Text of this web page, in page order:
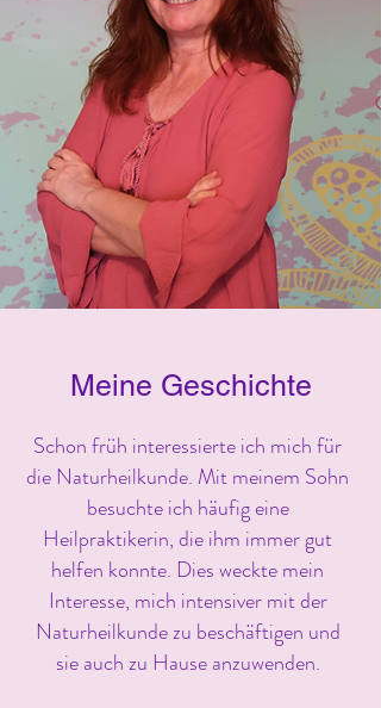
Meine Geschichte
Schon früh interessierte ich mich für
die Naturheilkunde. Mit meinem Sohn
besuchte ich häufig eine
Heilpraktikerin, die ihm immer gut
helfen konnte. Dies weckte mein
Interesse, mich intensiver mit der
Naturheilkunde zu beschäftigen und
sie auch zu Hause anzuwenden.